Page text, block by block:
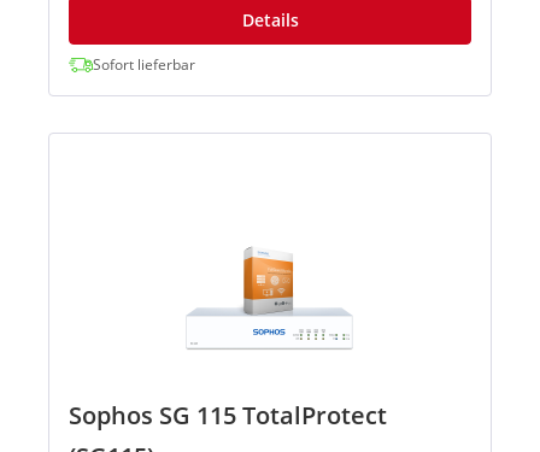
Details
Sofort lieferbar
Sophos SG 115 TotalProtect